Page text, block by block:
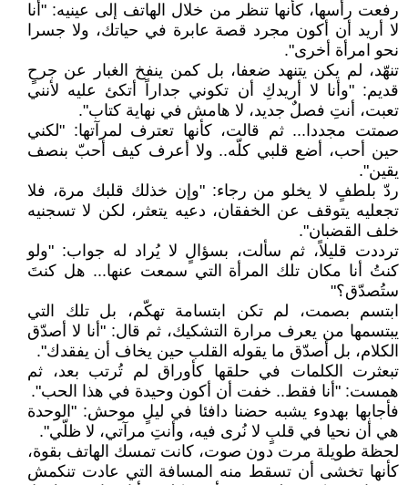
رفعت رأسها، كأنها تنظر من خلال الهاتف إلى عينيه: "أنا
لا أريد أن أكون مجرد قصة عابرة في حياتك، ولا جسرا
نحو امرأة أخرى".
تنهّد، لم يكن يتنهد ضعفا، بل كمن ينفخ الغبار عن جرحٍ
قديم: "وأنا لا أريدكِ أن تكوني جداراً أتكئ عليه لأنني
تعبت، أنتِ فصلٌ جديد، لا هامش في نهاية كتاب".
صمتت مجددا... ثم قالت، كأنها تعترف لمرآتها: "لكني
حين أحب، أضع قلبي كلّه.. ولا أعرف كيف أحبّ بنصف
يقين".
ردّ بلطفٍ لا يخلو من رجاء: "وإن خذلك قلبك مرة، فلا
تجعليه يتوقف عن الخفقان، دعيه يتعثر، لكن لا تسجنيه
خلف القضبان".
ترددت قليلاً، ثم سألت، بسؤالٍ لا يُراد له جواب: "ولو
كنتُ أنا مكان تلك المرأة التي سمعت عنها... هل كنتَ
ستُصدّق؟"
ابتسم بصمت، لم تكن ابتسامة تهكّم، بل تلك التي
يبتسمها من يعرف مرارة التشكيك، ثم قال: "أنا لا أصدّق
الكلام، بل أصدّق ما يقوله القلب حين يخاف أن يفقدك".
تبعثرت الكلمات في حلقها كأوراق لم تُرتب بعد، ثم
همست: "أنا فقط.. خفت أن أكون وحيدة في هذا الحب".
فأجابها بهدوء يشبه حضنا دافئا في ليلٍ موحش: "الوحدة
هي أن نحيا في قلبٍ لا نُرى فيه، وأنتِ مرآتي، لا ظلّي".
لحظة طويلة مرت دون صوت، كانت تمسك الهاتف بقوة،
كأنها تخشى أن تسقط منه المسافة التي عادت تنكمش